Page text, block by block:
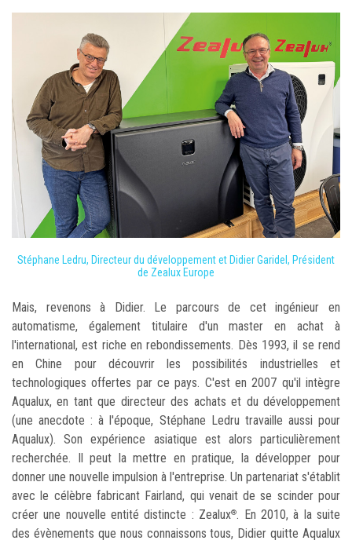
Stéphane Ledru, Directeur du développement et Didier Garidel, Président
de Zealux Europe
Mais, revenons à Didier. Le parcours de cet ingénieur en
automatisme, également titulaire d'un master en achat à
l'international, est riche en rebondissements. Dès 1993, il se rend
en Chine pour découvrir les possibilités industrielles et
technologiques offertes par ce pays. C'est en 2007 qu'il intègre
Aqualux, en tant que directeur des achats et du développement
(une anecdote : à l'époque, Stéphane Ledru travaille aussi pour
Aqualux). Son expérience asiatique est alors particulièrement
recherchée. Il peut la mettre en pratique, la développer pour
donner une nouvelle impulsion à l'entreprise. Un partenariat s'établit
avec le célèbre fabricant Fairland, qui venait de se scinder pour
créer une nouvelle entité distincte : Zealux®. En 2010, à la suite
des évènements que nous connaissons tous, Didier quitte Aqualux